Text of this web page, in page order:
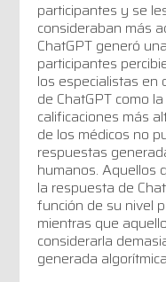
participantes y se
consideraban más
ChatGPT generó
participantes
los especialistas en
de ChatGPT como
calificaciones más
de los médicos no
respuestas
humanos. Aquellos
la respuesta de
función de su nivel
mientras que
considerarla
generada